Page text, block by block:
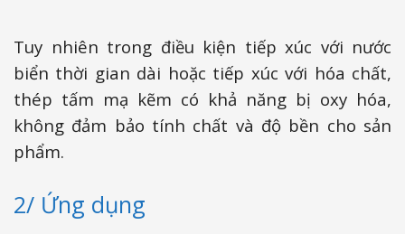
Tuy nhiên trong điều kiện tiếp xúc với nước
biển thời gian dài hoặc tiếp xúc với hóa chất,
thép tấm mạ kẽm có khả năng bị oxy hóa,
không đảm bảo tính chất và độ bền cho sản
phẩm.
2/ Ứng dụng